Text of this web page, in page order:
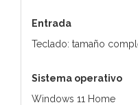
Entrada
Teclado: tamaño
Sistema operativo
Windows 11 Home